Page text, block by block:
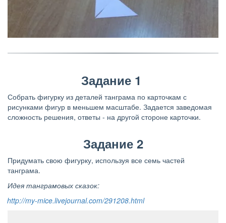
Задание 1
Собрать фигурку из деталей танграма по карточкам с
рисунками фигур в меньшем масштабе. Задается заведомая
сложность решения, ответы - на другой стороне карточки.
Задание 2
Придумать свою фигурку, используя все семь частей
танграма.
Идея танграмовых сказок:
http://my-mice.livejournal.com/291208.html